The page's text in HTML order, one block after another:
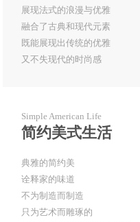
展现法式的浪漫与优雅
融合了古典和现代元素
既能展现出传统的优雅
又不失现代的时尚感
Simple American Life
简约美式生活
典雅的简约美
诠释家的味道
不为制造而制造
只为艺术而雕琢的